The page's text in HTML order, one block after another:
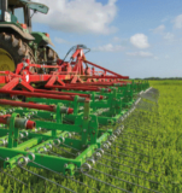
Aller
au
contenu